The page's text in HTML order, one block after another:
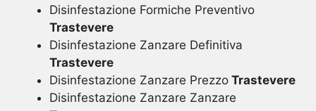
Disinfestazione Formiche Preventivo
Trastevere
Disinfestazione Zanzare Definitiva
Trastevere
Disinfestazione Zanzare Prezzo Trastevere
Disinfestazione Zanzare Zanzare